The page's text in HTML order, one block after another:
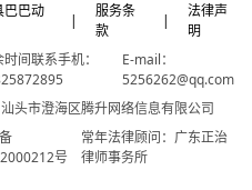
巴巴动
|
服务条
款
|
法律声
明
间联系手机：
E-mail：
5256262@qq.com
头市澄海区腾升网络信息有限公司
号
常年法律顾问：广东正治
律师事务所